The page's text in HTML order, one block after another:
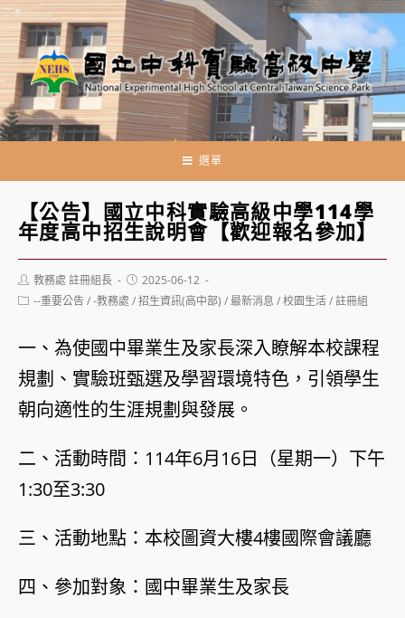
跳
轉
至
主
要
內
選單
【公告】國立中科實驗高級中學114學
年度高中招生說明會【歡迎報名參加】
Post
author:
教務處 註冊組長
Post
published:
2025-06-12
Post--重要公告/-教務處 /招生資訊(高中部) /最新消息 /校園生活/註冊組
一、為使國中畢業生及家長深入瞭解本校課程
規劃、實驗班甄選及學習環境特色，引領學生
朝向適性的生涯規劃與發展。
二、活動時間：114年6月16日（星期一）下午
1:30至3:30
三、活動地點：本校圖資大樓4樓國際會議廳
四、參加對象：國中畢業生及家長